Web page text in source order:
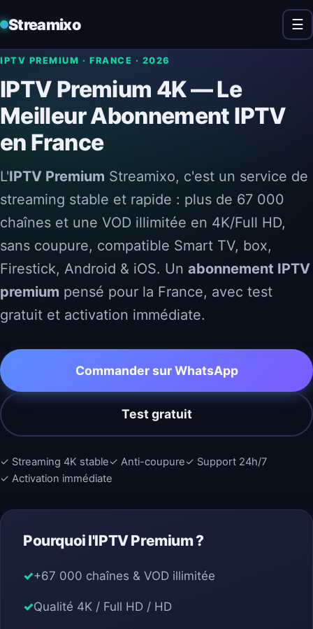
Streamixo ☰
IPTV PREMIUM · FRANCE · 2026
IPTV Premium 4K — Le
Meilleur Abonnement IPTV
en France
L'IPTV Premium Streamixo, c'est un service de
streaming stable et rapide : plus de 67 000
chaînes et une VOD illimitée en 4K/Full HD,
sans coupure, compatible Smart TV, box,
Firestick, Android & iOS. Un abonnement IPTV
premium pensé pour la France, avec test
gratuit et activation immédiate.
Commander sur WhatsApp
Test gratuit
✓ Streaming 4K stable✓ Anti-coupure✓ Support 24h/7
✓ Activation immédiate
Pourquoi l'IPTV Premium ?
+67 000 chaînes & VOD illimitée
Qualité 4K / Full HD / HD